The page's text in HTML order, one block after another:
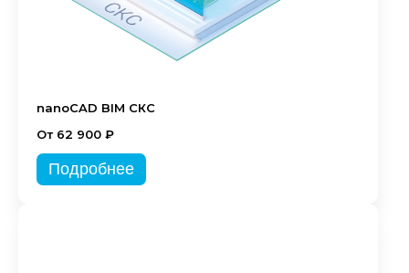
nanoCAD BIM СКС
От 62 900 ₽
Подробнее